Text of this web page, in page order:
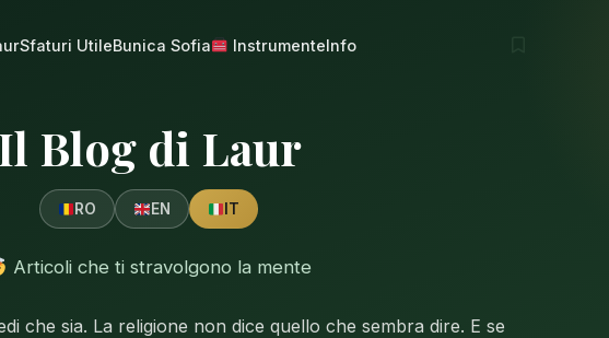
Sfaturi UtileBunica Sofia InstrumenteInfo
Il Blog di Laur
RO EN IT
Articoli che ti stravolgono la mente
che sia. La religione non dice quello che sembra dire. E se